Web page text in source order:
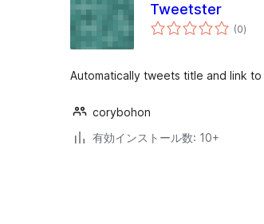
Tweetster
(0個
の)
Automatically tweets title and link
corybohon
有効インストール数: 10+